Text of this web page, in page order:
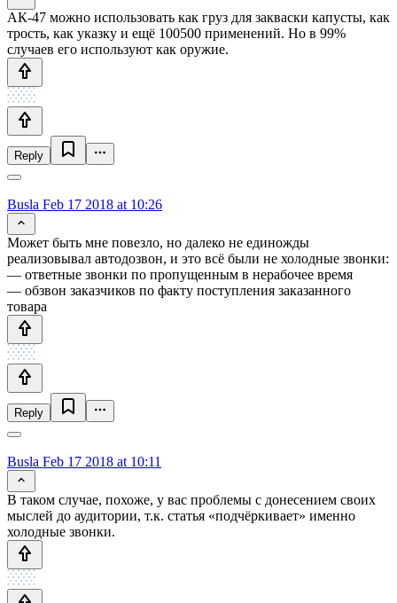
АК-47 можно использовать как груз для закваски капусты, как
трость, как указку и ещё 100500 применений. Но в 99%
случаев его используют как оружие.
Reply
Busla Feb 17 2018 at 10:26
Может быть мне повезло, но далеко не единожды
реализовывал автодозвон, и это всё были не холодные звонки:
— ответные звонки по пропущенным в нерабочее время
— обзвон заказчиков по факту поступления заказанного
товара
Reply
Busla Feb 17 2018 at 10:11
В таком случае, похоже, у вас проблемы с донесением своих
мыслей до аудитории, т.к. статья «подчёркивает» именно
холодные звонки.